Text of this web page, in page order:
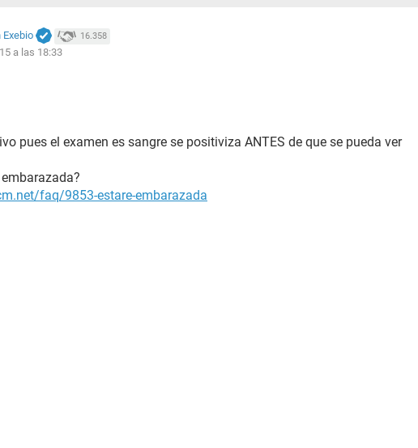
Exebio 16.358
a las 18:33
pues el examen es sangre se positiviza ANTES de que se pueda ver
faq/9853-estare-embarazada